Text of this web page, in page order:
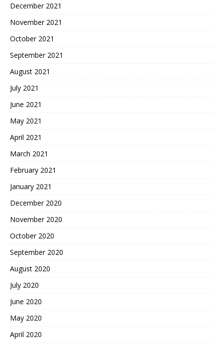
December 2021
November 2021
October 2021
September 2021
August 2021
July 2021
June 2021
May 2021
April 2021
March 2021
February 2021
January 2021
December 2020
November 2020
October 2020
September 2020
August 2020
July 2020
June 2020
May 2020
April 2020